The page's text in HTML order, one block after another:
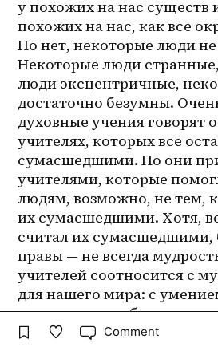
у похожих на нас существ
похожих на нас, как все
Но нет, некоторые люди
Некоторые люди
люди эксцентричные,
достаточно безумны.
духовные учения говорят
учителях, которых все
сумасшедшими. Но они
учителями, которые
людям, возможно, не тем,
их сумасшедшими. Хотя,
считал их
правы — не всегда
учителей соотносится с
для нашего мира: с
с умением зарабатывать,
простроить свои
Comment